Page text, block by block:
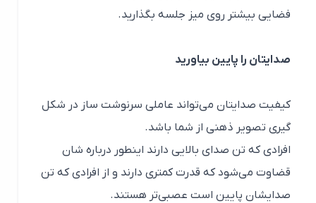
فضایی بیشتر روی میز جلسه بگذارید.
صدایتان را پایین بیاورید
کیفیت صدایتان می‌تواند عاملی سرنوشت ساز در شکل
گیری تصویر ذهنی از شما باشد.
افرادی که تن صدای بالایی دارند اینطور درباره شان
قضاوت می‌شود که قدرت کمتری دارند و از افرادی که تن
صدایشان پایین است عصبی‌تر هستند.